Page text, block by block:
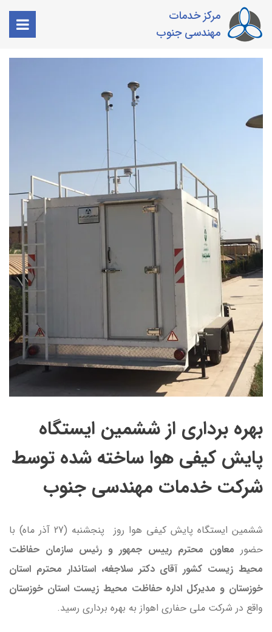
مرکز خدمات
مهندسی جنوب
بهره برداری از ششمین ایستگاه
پایش کیفی هوا ساخته شده توسط
شرکت خدمات مهندسی جنوب
ششمین ایستگاه پایش کیفی هوا روز پنجشنبه (27 آذر ماه) با
حضور معاون محترم رییس جمهور و رئیس سازمان حفاظت
محیط زیست کشور آقای دکتر سلاجغه، استاندار محترم استان
خوزستان و مدیرکل اداره حفاظت محیط زیست استان خوزستان
واقع در شرکت ملی حفاری اهواز به بهره‌ برداری رسید.